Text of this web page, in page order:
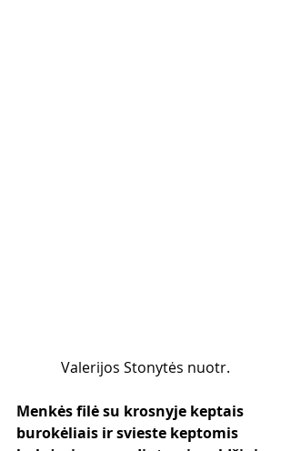
Valerijos Stonytės nuotr.
Menkės filė su krosnyje keptais
burokėliais ir svieste keptomis